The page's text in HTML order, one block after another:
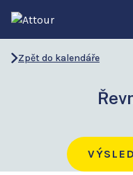
Zpět do kalendáře